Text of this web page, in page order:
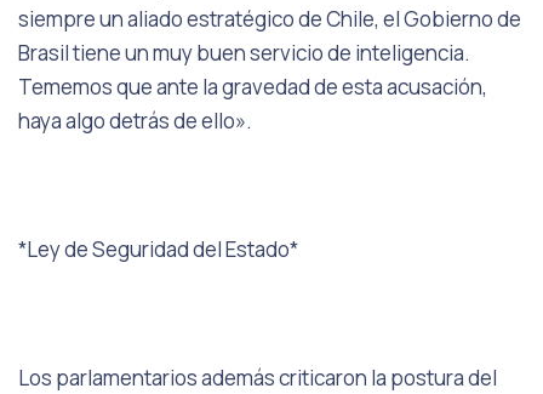
siempre un aliado estratégico de Chile, el Gobierno de
Brasil tiene un muy buen servicio de inteligencia.
Tememos que ante la gravedad de esta acusación,
haya algo detrás de ello».
*Ley de Seguridad del Estado*
Los parlamentarios además criticaron la postura del